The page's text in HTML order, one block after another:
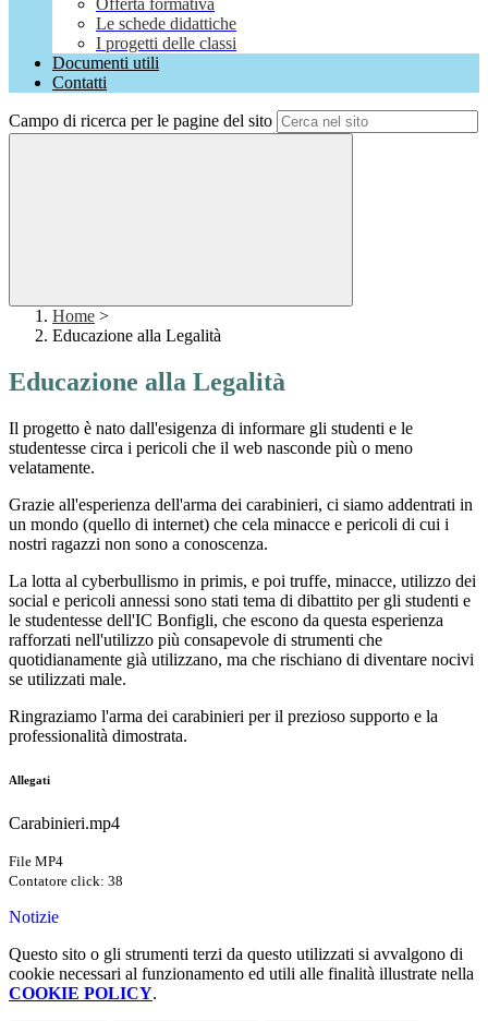
Offerta formativa
Le schede didattiche
I progetti delle classi
Documenti utili
Contatti
Campo di ricerca per le pagine del sito
Home >
Educazione alla Legalità
Educazione alla Legalità
Il progetto è nato dall'esigenza di informare gli studenti e le
studentesse circa i pericoli che il web nasconde più o meno
velatamente.
Grazie all'esperienza dell'arma dei carabinieri, ci siamo addentrati in
un mondo (quello di internet) che cela minacce e pericoli di cui i
nostri ragazzi non sono a conoscenza.
La lotta al cyberbullismo in primis, e poi truffe, minacce, utilizzo dei
social e pericoli annessi sono stati tema di dibattito per gli studenti e
le studentesse dell'IC Bonfigli, che escono da questa esperienza
rafforzati nell'utilizzo più consapevole di strumenti che
quotidianamente già utilizzano, ma che rischiano di diventare nocivi
se utilizzati male.
Ringraziamo l'arma dei carabinieri per il prezioso supporto e la
professionalità dimostrata.
Allegati
Carabinieri.mp4
File MP4
Contatore click: 38
Notizie
Questo sito o gli strumenti terzi da questo utilizzati si avvalgono di
cookie necessari al funzionamento ed utili alle finalità illustrate nella
COOKIE POLICY.